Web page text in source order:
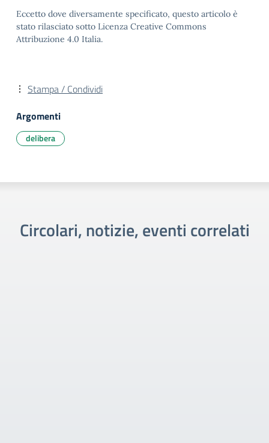
Eccetto dove diversamente specificato, questo articolo è
stato rilasciato sotto Licenza Creative Commons
Attribuzione 4.0 Italia.
Stampa / Condividi
Argomenti
delibera
Circolari, notizie, eventi correlati